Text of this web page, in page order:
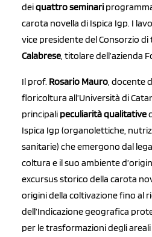
deiquattro seminari
carota novella di Ispica Igp. I
vice presidente del Consorzio di
Calabrese , titolare dell’azienda
Il prof. Rosario Mauro , docente
floricoltura all’Università di
principali peculiarità qualitative
Ispica Igp (organolettiche,
sanitarie) che emergono dal
coltura e il suo ambiente
excursus storico della carota
origini della coltivazione fino al
dell’Indicazione geografica
per le trasformazioni degli